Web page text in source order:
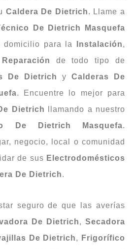
Caldera De Dietrich. Llame a
De Dietrich Masquefa
domicilio para la
Instalación,
Reparación de todo tipo de
De Dietrich y Calderas De
. Encuentre lo mejor para
Dietrich llamando a nuestro
De Dietrich Masquefa.
negocio, local o comunidad
de sus Electrodomésticos
De Dietrich.
seguro de que las averías
De Dietrich,Secadora
De Dietrich,
Frigorífico